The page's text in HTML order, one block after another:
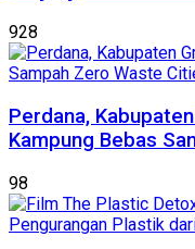
928
Perdana,
Kampung Bebas
98